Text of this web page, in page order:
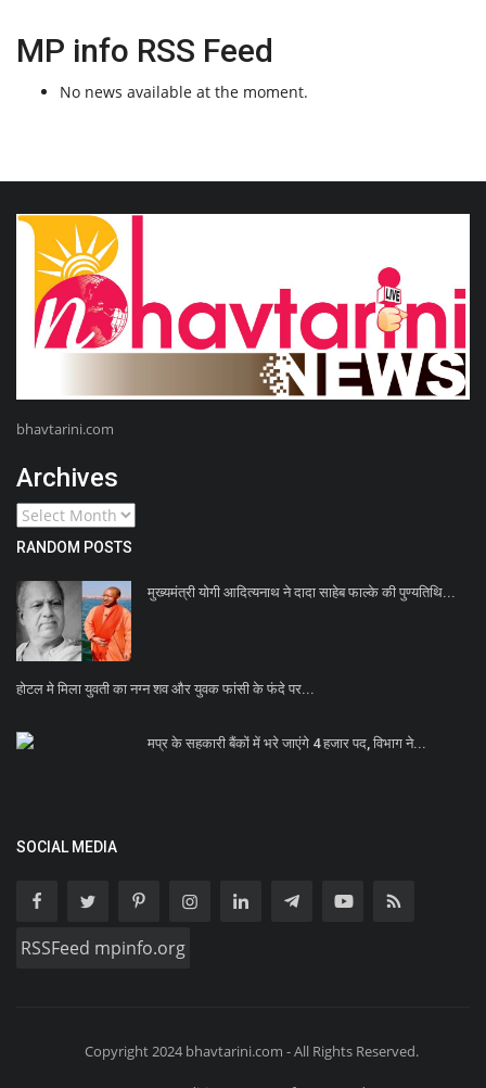
MP info RSS Feed
No news available at the moment.
bhavtarini.com
Archives
RANDOM POSTS
मुख्यमंत्री योगी आदित्यनाथ ने दादा साहेब फाल्के की पुण्यतिथि...
होटल मे मिला युवती का नग्न शव और युवक फांसी के फंदे पर...
मप्र के सहकारी बैंकों में भरे जाएंगे 4 हजार पद, विभाग ने...
SOCIAL MEDIA
RSSFeed mpinfo.org
Copyright 2024 bhavtarini.com - All Rights Reserved.